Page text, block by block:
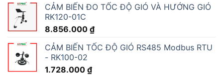
CẢM BIẾN ĐO TỐC ĐỘ GIÓ VÀ HƯỚNG GIÓ
RK120-01C
8.856.000 ₫
CẢM BIẾN TỐC ĐỘ GIÓ RS485 Modbus RTU
- RK100-02
1.728.000 ₫